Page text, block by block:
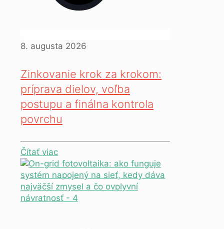
8. augusta 2026
Zinkovanie krok za krokom:
príprava dielov, voľba
postupu a finálna kontrola
povrchu
Čítať viac